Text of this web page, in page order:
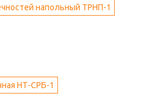
напольный ТРНП-1
НТ-СРБ-1